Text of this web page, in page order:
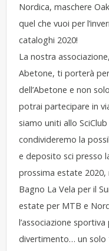
Nordica, maschere
quel che vuoi per
cataloghi 2020!
La nostra
Abetone, ti porterà
dell’Abetone e non
potrai partecipare in
siamo uniti allo
condivideremo la
e deposito sci presso
prossima estate 2020,
Bagno La Vela per il
estate per MTB e
l’associazione
divertimento… un